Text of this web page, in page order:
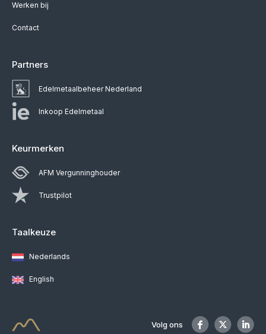
Werken bij
Contact
Partners
Edelmetaalbeheer Nederland
Inkoop Edelmetaal
Keurmerken
AFM Vergunninghouder
Trustpilot
Taalkeuze
Nederlands
English
Volg ons